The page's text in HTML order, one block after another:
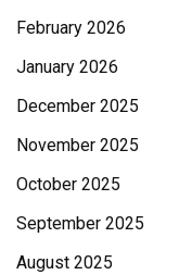
February 2026
January 2026
December 2025
November 2025
October 2025
September 2025
August 2025